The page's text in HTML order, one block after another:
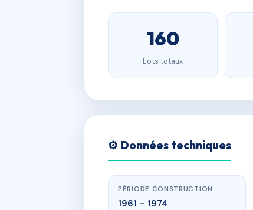
160
Lots totaux
⚙️ Données techniques
PÉRIODE CONSTRUCTION
1961 – 1974